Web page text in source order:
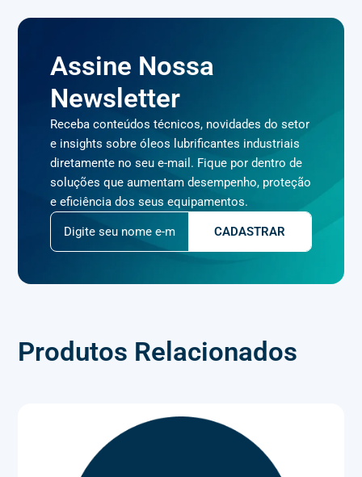
Assine Nossa
Newsletter
Receba conteúdos técnicos, novidades do setor
e insights sobre óleos lubrificantes industriais
diretamente no seu e-mail. Fique por dentro de
soluções que aumentam desempenho, proteção
e eficiência dos seus equipamentos.
Produtos Relacionados